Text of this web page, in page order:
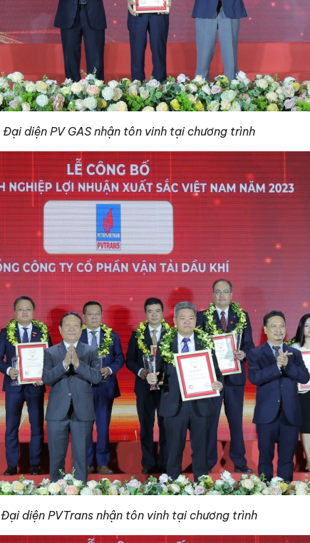
Đại diện PV GAS nhận tôn vinh tại chương trình
Đại diện PVTrans nhận tôn vinh tại chương trình